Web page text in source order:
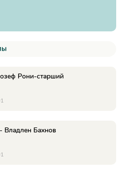
Рони-старший
Владлен Бахнов